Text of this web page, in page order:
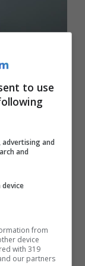
i
ed
to use
and
and
from
device
with 319
our partners